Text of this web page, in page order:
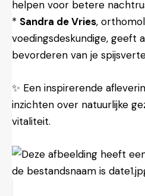
helpen voor betere
* Sandra de Vries,
voedingsdeskundige, geeft
bevorderen van je
✨ Een inspirerende
inzichten over natuurlijke
vitaliteit.